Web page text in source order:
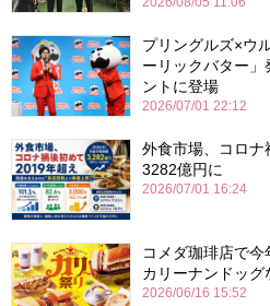
プリングルズ×ウ
ーリックバター
ントに登場
2026/07/01 22:12
外食市場、コロ
3282億円に
2026/07/01 16:24
コメダ珈琲店で
カリーナンドッ
2026/06/16 15:52